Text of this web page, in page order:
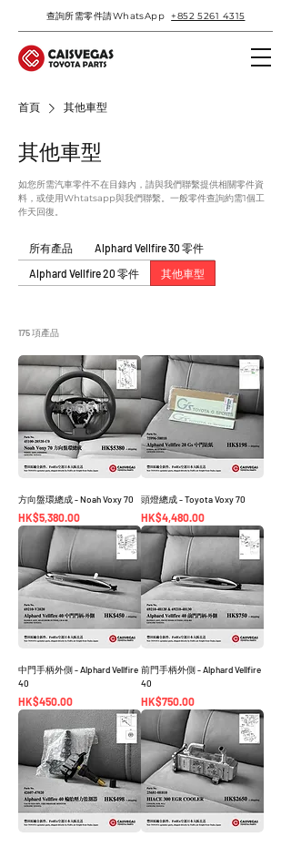
查詢所需零件請WhatsApp+852 5261 4315
首頁 其他車型
其他車型
如您所需汽車零件不在目錄內，請與我們聯繫提供相關零件資
料，或使用Whtatsapp與我們聯繫。一般零件查詢約需1個工
作天回復。
所有產品
Alphard Vellfire 30 零件
Alphard Vellfire 20 零件
其他車型
175 項產品
方向盤環總成 - Noah Voxy 70
價格
HK$5,380.00
頭燈總成 - Toyota Voxy 70
價格
HK$4,480.00
中門手柄外側 - Alphard Vellfire
40
價格
HK$450.00
前門手柄外側 - Alphard Vellfire
40
價格
HK$750.00